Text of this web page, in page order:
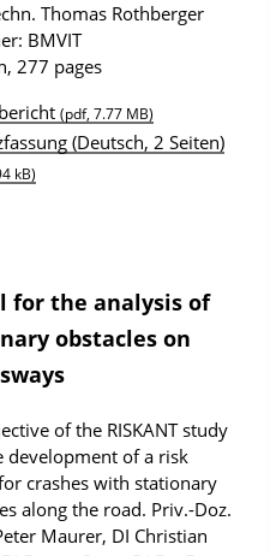
Thomas Rothberger
BMVIT
277 pages
(pdf, 7.77 MB)
(Deutsch, 2 Seiten)
kB)
for the analysis of
obstacles on
of the RISKANT study
development of a risk
crashes with stationary
along the road. Priv.-Doz.
Maurer, DI Christian